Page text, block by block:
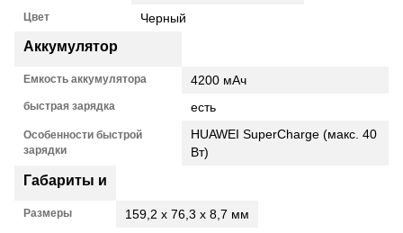
Цвет Черный
Аккумулятор
Емкость аккумулятора 4200 мАч
быстрая зарядка есть
Особенности быстрой
зарядки
HUAWEI SuperCharge (макс. 40
Вт)
Габариты и
Размеры 159,2 x 76,3 x 8,7 мм